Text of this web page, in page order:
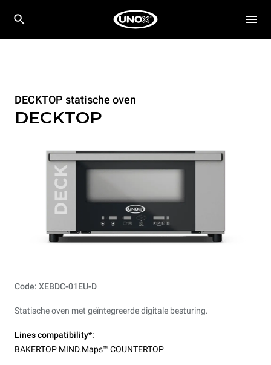
DECKTOP statische oven
DECKTOP
Code: XEBDC-01EU-D
Statische oven met geïntegreerde digitale besturing.
Lines compatibility*:
BAKERTOP MIND.Maps™ COUNTERTOP